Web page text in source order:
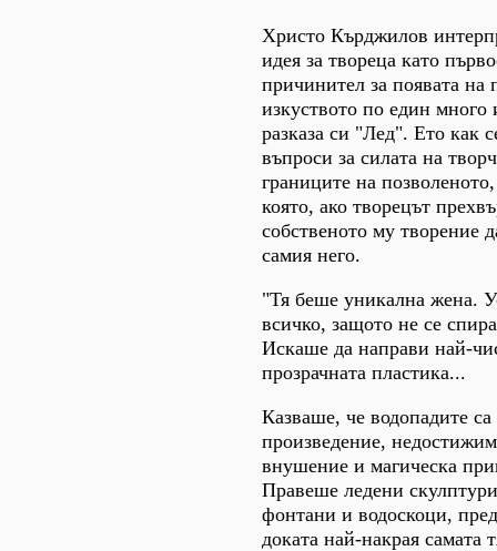
Христо Кърджилов
идея за твореца като
причинител за появата на
изкуството по един много
разказа си "Лед". Ето как
въпроси за силата на
границите на
която, ако творецът
собственото му творение
самия него.
"Тя беше уникална жена.
всичко, защото не се
Искаше да направи най-
прозрачната пластика...
Казваше, че водопадите
произведение,
внушение и магическа
Правеше ледени
фонтани и водоскоци,
доката най-накрая самата